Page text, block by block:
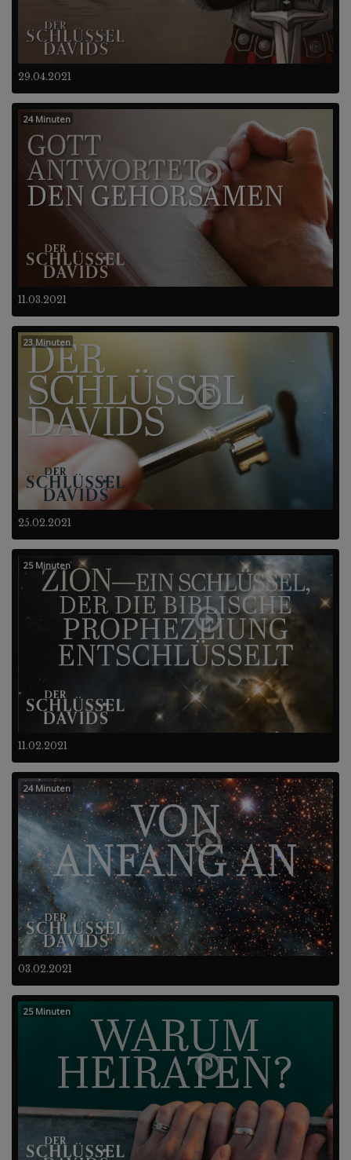
29.04.2021
11.03.2021
24 Minuten
25.02.2021
23 Minuten
11.02.2021
25 Minuten
03.02.2021
24 Minuten
25 Minuten